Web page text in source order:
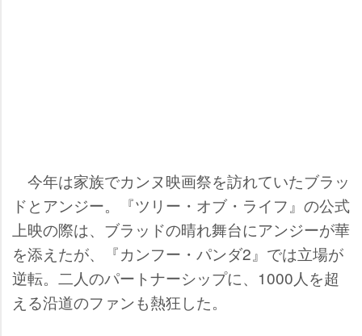
今年は家族でカンヌ映画祭を訪れていたブラッ
ドとアンジー。『ツリー・オブ・ライフ』の公式
上映の際は、ブラッドの晴れ舞台にアンジーが華
を添えたが、『カンフー・パンダ2』では立場が
逆転。二人のパートナーシップに、1000人を超
える沿道のファンも熱狂した。